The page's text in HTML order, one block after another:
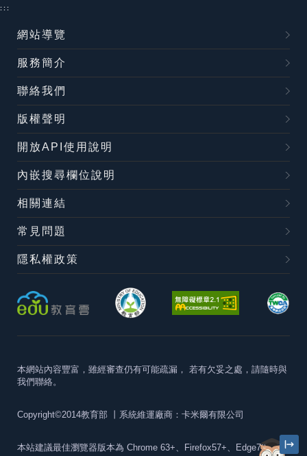
:::
網站導覽
服務簡介
聯絡我們
版權聲明
開放API使用說明
內嵌搜尋欄位說明
相關連結
常見問題
隱私權政策
本網站內容豐富，雖經審查仍有可能疏漏， 若有欠妥之處，請隨時與
我們聯絡。
Copyright©2014教育部 丨系統維運廠商：卡米爾有限公司
本站建議最佳瀏覽器版本為 Chrome 63+、Firefox57+、Edge79+及